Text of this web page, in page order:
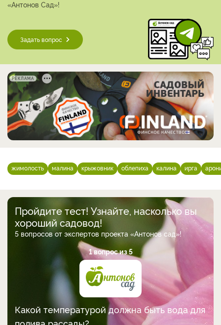
«Антонов Сад»!
Задать вопрос
РЕКЛАМА
жимолость малина крыжовник облепиха калина ирга
Пройдите тест! Узнайте, насколько вы
хороший садовод!
5 вопросов от экспертов проекта «Антонов сад»!
1 вопрос из 5
Какой температурой должна быть вода для